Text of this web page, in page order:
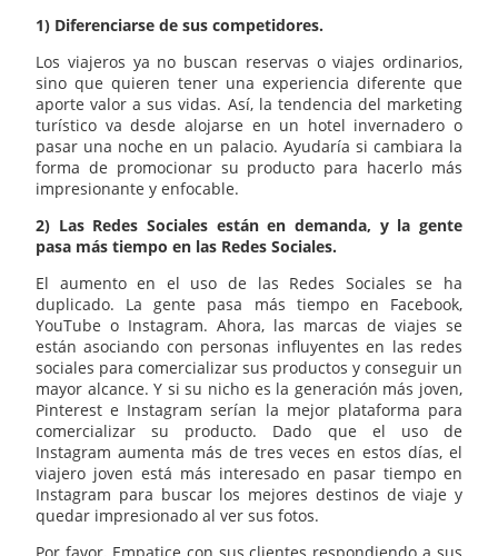
1) Diferenciarse de sus competidores.
Los viajeros ya no buscan reservas o viajes ordinarios,
sino que quieren tener una experiencia diferente que
aporte valor a sus vidas. Así, la tendencia del marketing
turístico va desde alojarse en un hotel invernadero o
pasar una noche en un palacio. Ayudaría si cambiara la
forma de promocionar su producto para hacerlo más
impresionante y enfocable.
2) Las Redes Sociales están en demanda, y la gente
pasa más tiempo en las Redes Sociales.
El aumento en el uso de las Redes Sociales se ha
duplicado. La gente pasa más tiempo en Facebook,
YouTube o Instagram. Ahora, las marcas de viajes se
están asociando con personas influyentes en las redes
sociales para comercializar sus productos y conseguir un
mayor alcance. Y si su nicho es la generación más joven,
Pinterest e Instagram serían la mejor plataforma para
comercializar su producto. Dado que el uso de
Instagram aumenta más de tres veces en estos días, el
viajero joven está más interesado en pasar tiempo en
Instagram para buscar los mejores destinos de viaje y
quedar impresionado al ver sus fotos.